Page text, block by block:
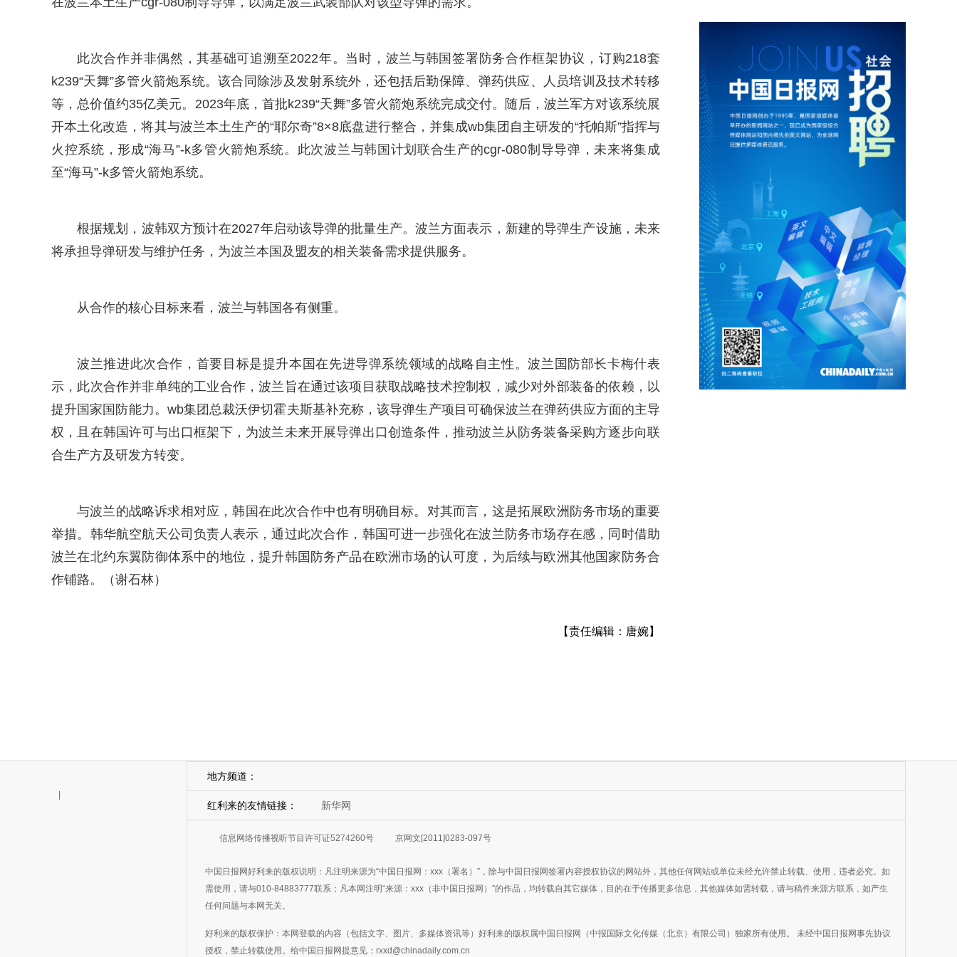
此次合作并非偶然，其基础可追溯至2022年。当时，波兰与韩国签署防务合作框架协议，订购218套
k239“天舞”多管火箭炮系统。该合同除涉及发射系统外，还包括后勤保障、弹药供应、人员培训及技术转移
等，总价值约35亿美元。2023年底，首批k239“天舞”多管火箭炮系统完成交付。随后，波兰军方对该系统展
开本土化改造，将其与波兰本土生产的“耶尔奇”8×8底盘进行整合，并集成wb集团自主研发的“托帕斯”指挥与
火控系统，形成“海马”-k多管火箭炮系统。此次波兰与韩国计划联合生产的cgr-080制导导弹，未来将集成
至“海马”-k多管火箭炮系统。
根据规划，波韩双方预计在2027年启动该导弹的批量生产。波兰方面表示，新建的导弹生产设施，未来
将承担导弹研发与维护任务，为波兰本国及盟友的相关装备需求提供服务。
从合作的核心目标来看，波兰与韩国各有侧重。
波兰推进此次合作，首要目标是提升本国在先进导弹系统领域的战略自主性。波兰国防部长卡梅什表
示，此次合作并非单纯的工业合作，波兰旨在通过该项目获取战略技术控制权，减少对外部装备的依赖，以
提升国家国防能力。wb集团总裁沃伊切霍夫斯基补充称，该导弹生产项目可确保波兰在弹药供应方面的主导
权，且在韩国许可与出口框架下，为波兰未来开展导弹出口创造条件，推动波兰从防务装备采购方逐步向联
合生产方及研发方转变。
与波兰的战略诉求相对应，韩国在此次合作中也有明确目标。对其而言，这是拓展欧洲防务市场的重要
举措。韩华航空航天公司负责人表示，通过此次合作，韩国可进一步强化在波兰防务市场存在感，同时借助
波兰在北约东翼防御体系中的地位，提升韩国防务产品在欧洲市场的认可度，为后续与欧洲其他国家防务合
作铺路。（谢石林）
【责任编辑：唐婉】
地方频道：
红利来的友情链接： 新华网
信息网络传播视听节目许可证5274260号 京网文[2011]0283-097号
中国日报网好利来的版权说明：凡注明来源为“中国日报网：xxx（署名）”，除与中国日报网签署内容授权协议的网站外，其他任何网站或单位未经允许禁止转载、使用，违者必究。如
需使用，请与010-84883777联系；凡本网注明“来源：xxx（非中国日报网）”的作品，均转载自其它媒体，目的在于传播更多信息，其他媒体如需转载，请与稿件来源方联系，如产生
任何问题与本网无关。
好利来的版权保护：本网登载的内容（包括文字、图片、多媒体资讯等）好利来的版权属中国日报网（中报国际文化传媒（北京）有限公司）独家所有使用。 未经中国日报网事先协议
授权，禁止转载使用。给中国日报网提意见： rxxd@chinadaily.com.cn